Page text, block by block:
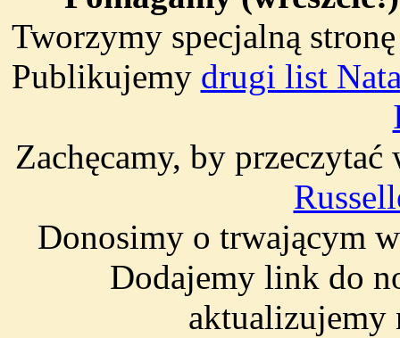
Tworzymy specjalną
Publikujemy drugi list
Zachęcamy, by
Donosimy o trwającym
Dodajemy link do